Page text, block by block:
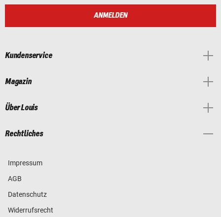
ANMELDEN
Kundenservice
Magazin
Über Louis
Rechtliches
Impressum
AGB
Datenschutz
Widerrufsrecht